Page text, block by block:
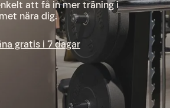
att få in mer träning i
nära dig.
gratis i 7 dagar